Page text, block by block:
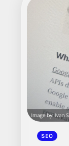
SEO